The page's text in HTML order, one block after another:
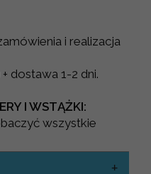
i realizacja
dostawa 1-2 dni.
I WSTĄŻKI:
wszystkie